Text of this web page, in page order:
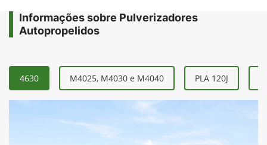
Informações sobre Pulverizadores
Autopropelidos
4630 M4025, M4030 e M4040 PLA 120J